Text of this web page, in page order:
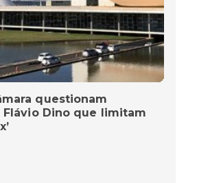
questionam
Dino que limitam